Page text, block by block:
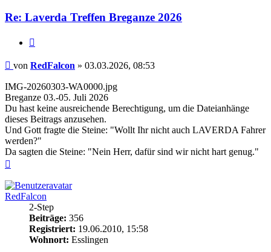
Re: Laverda Treffen Breganze 2026
Beitrag
von RedFalcon » 03.03.2026, 08:53
IMG-20260303-WA0000.jpg
Breganze 03.-05. Juli 2026
Du hast keine ausreichende Berechtigung, um die Dateianhänge
dieses Beitrags anzusehen.
Und Gott fragte die Steine: "Wollt Ihr nicht auch LAVERDA Fahrer
werden?"
Da sagten die Steine: "Nein Herr, dafür sind wir nicht hart genug."
RedFalcon
2-Step
Beiträge: 356
Registriert: 19.06.2010, 15:58
Wohnort: Esslingen